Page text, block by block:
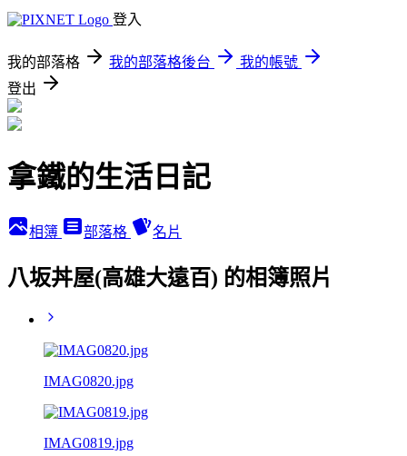
登入
我的部落格 我的部落格後台
我的帳號
登出
拿鐵的生活日記
相簿 部落格 名片
八坂丼屋(高雄大遠百) 的相簿照片
IMAG0820.jpg
IMAG0819.jpg